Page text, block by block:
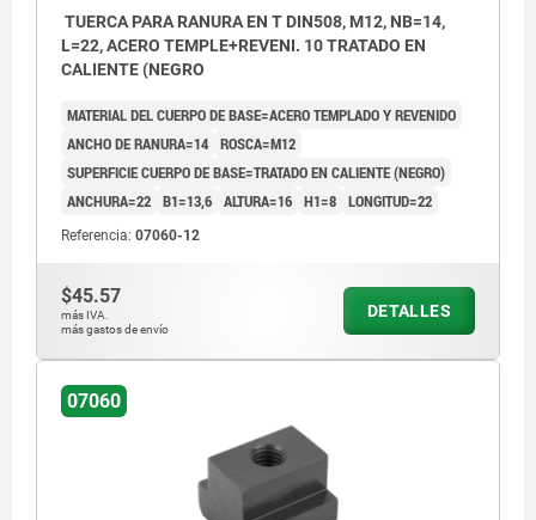
TUERCA PARA RANURA EN T DIN508, M12, NB=14,
L=22, ACERO TEMPLE+REVENI. 10 TRATADO EN
CALIENTE (NEGRO
MATERIAL DEL CUERPO DE BASE=ACERO TEMPLADO Y REVENIDO
ANCHO DE RANURA=14 ROSCA=M12
SUPERFICIE CUERPO DE BASE=TRATADO EN CALIENTE (NEGRO)
ANCHURA=22 B1=13,6 ALTURA=16 H1=8 LONGITUD=22
Referencia: 07060-12
$45.57
más IVA.
más gastos de envío
DETALLES
07060